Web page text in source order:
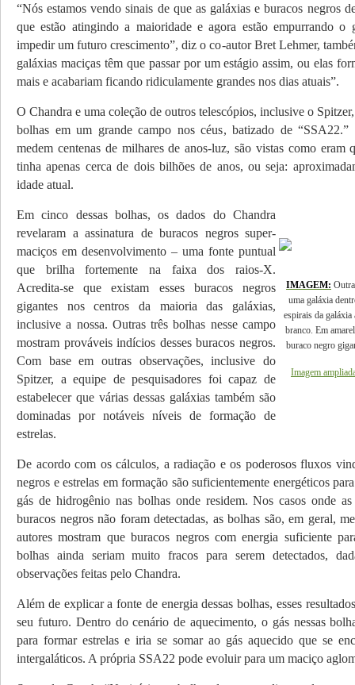
“Nós estamos vendo sinais de que as galáxias e buracos negros
que es­tão atingindo a maioridade e agora estão empurrando o
impedir um futuro crescimento”, diz o co-autor Bret Lehmer,
galá­xias maciças têm que passar por um estágio assim, ou elas
mais e acabariam ficando ridiculamente grandes nos dias atuais”.
O Chandra e uma coleção de outros telescópios, inclusive o
bolhas em um grande campo nos céus, batizado de “SSA22.”
medem centenas de milhares de anos-luz, são vistas como eram
tinha apenas cerca de dois bilhões de anos, ou seja:
idade atual.
IMAGEM:
uma galáxia
espirais da galáxia
branco. Em
buraco negro
Imagem
Em cinco dessas bolhas, os dados do Chandra
revelaram a assinatura de buracos negros su­per-
maciços em desenvolvimento – uma fonte puntual
que brilha fortemente na faixa dos raios-X.
Acredita-se que existam esses buracos negros
gigantes nos centros da maio­ria das galáxias,
inclusive a nossa. Outras três bolhas nesse campo
mostram prováveis indí­cios desses buracos negros.
Com base em outras observações, inclusive do
Spitzer, a equi­pe de pesquisadores foi capaz de
esta­belecer que várias dessas galáxias também são
dominadas por notáveis níveis de forma­ção de
estrelas.
De acordo com os cálculos, a radiação e os poderosos fluxos
ne­gros e estrelas em formação são suficiente­mente energéticos
gás de hidrogênio nas bolhas onde residem. Nos casos onde as
buracos ne­gros não foram detectadas, as bolhas são, em geral,
autores mostram que buracos negros com energia suficiente
bolhas ainda seriam muito fra­cos para serem detectados,
observações feitas pelo Chandra.
Além de explicar a fonte de energia dessas bolhas, esses
seu futuro. Dentro do cenário de aquecimento, o gás nessas
para formar estrelas e iria se somar ao gás aquecido que se
intergaláticos. A própria SSA22 pode evoluir para um maciço